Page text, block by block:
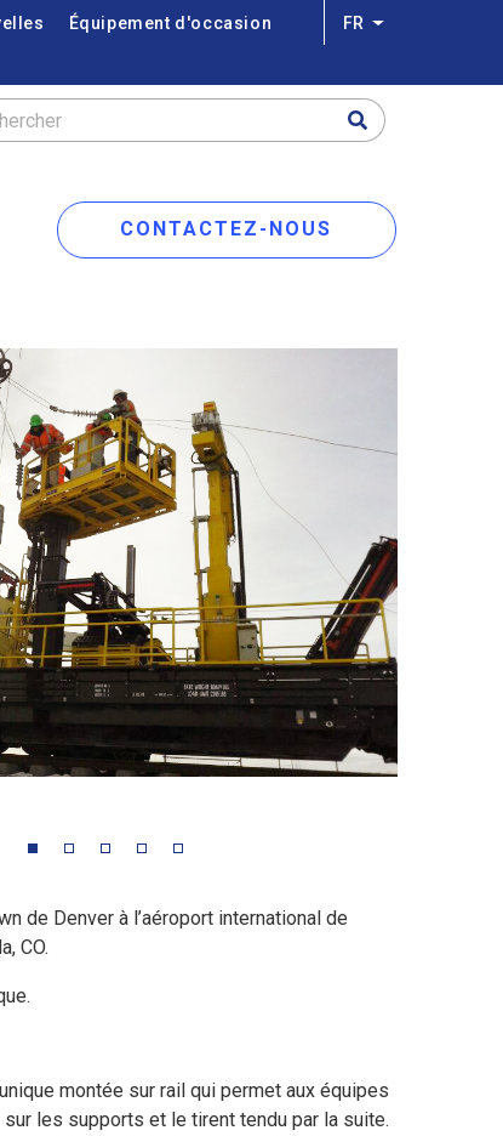
Équipement d'occasion FR Lister les
CONTACTEZ-NOUS
de Denver à l’aéroport international de
CO.
montée sur rail qui permet aux équipes
les supports et le tirent tendu par la suite.